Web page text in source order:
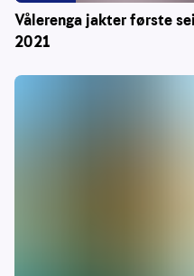
Vålerenga jakter første
2021